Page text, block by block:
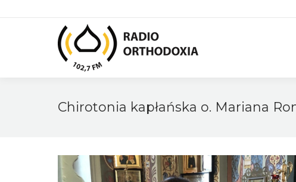
Chirotonia kapłańska o. Mariana